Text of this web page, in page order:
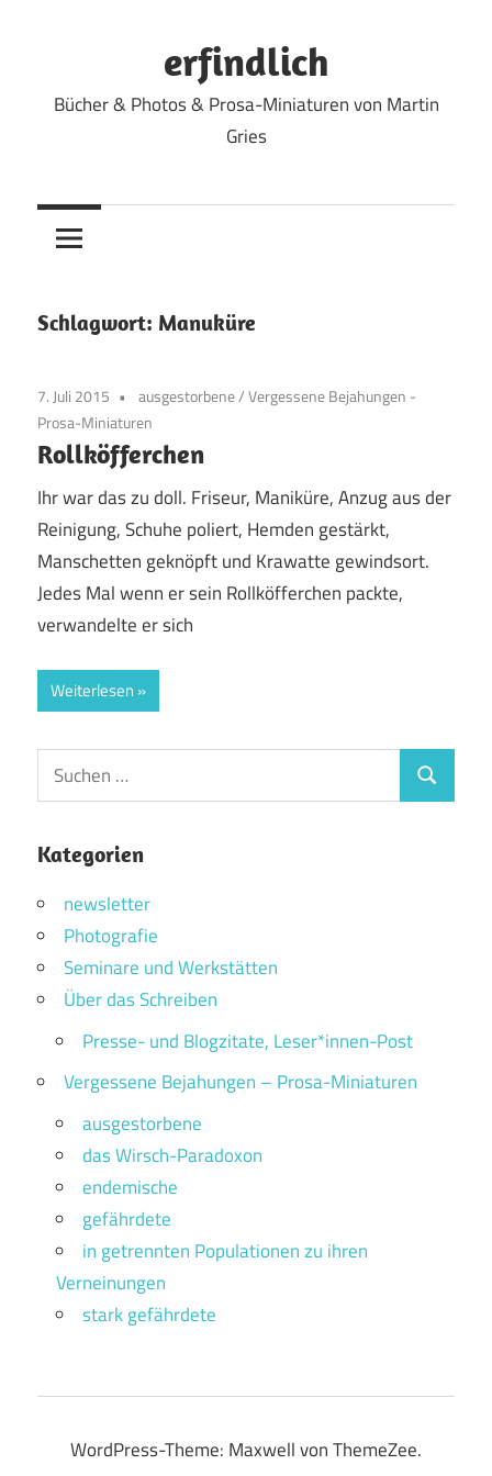
erfindlich
Bücher & Photos & Prosa-Miniaturen von Martin
Gries
Schlagwort: Manuküre
7. Juli 2015 ausgestorbene/Vergessene Bejahungen -
Prosa-Miniaturen
Rollköfferchen
Ihr war das zu doll. Friseur, Maniküre, Anzug aus der
Reinigung, Schuhe poliert, Hemden gestärkt,
Manschetten geknöpft und Krawatte gewindsort.
Jedes Mal wenn er sein Rollköfferchen packte,
verwandelte er sich
Weiterlesen
Suchen
nach:
Suchen
Kategorien
newsletter
Photografie
Seminare und Werkstätten
Über das Schreiben
Presse- und Blogzitate, Leser*innen-Post
Vergessene Bejahungen – Prosa-Miniaturen
ausgestorbene
das Wirsch-Paradoxon
endemische
gefährdete
in getrennten Populationen zu ihren
Verneinungen
stark gefährdete
WordPress-Theme: Maxwell von ThemeZee.